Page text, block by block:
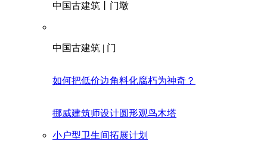
中国古建筑丨门墩
中国古建筑 | 门
如何把低价边角料化腐朽为神奇？
挪威建筑师设计圆形观鸟木塔
小户型卫生间拓展计划